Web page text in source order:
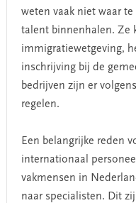
weten vaak niet waar
talent binnenhalen. Ze
immigratiewetgeving,
inschrijving bij de
bedrijven zijn er
regelen.
Een belangrijke reden
internationaal
vakmensen in
naar specialisten. Dit